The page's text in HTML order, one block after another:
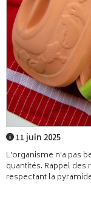
11 juin 2025
L'organisme n'a pas
quantités. Rappel
respectant la